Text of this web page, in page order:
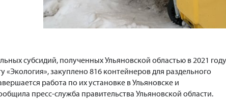
субсидий, полученных Ульяновской областью в 2021 году
закуплено 816 контейнеров для раздельного
работа по их установке в Ульяновске и
пресс-служба правительства Ульяновской области.